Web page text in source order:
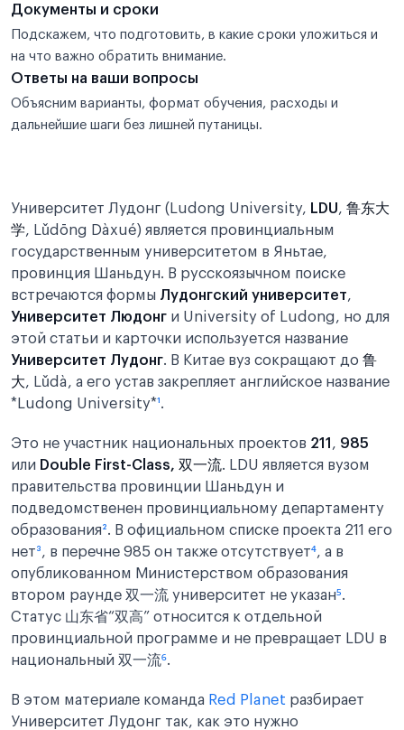
Документы и сроки
Подскажем, что подготовить, в какие сроки уложиться и
на что важно обратить внимание.
Ответы на ваши вопросы
Объясним варианты, формат обучения, расходы и
дальнейшие шаги без лишней путаницы.
Университет Лудонг (Ludong University, LDU, 鲁东大
学, Lǔdōng Dàxué) является провинциальным
государственным университетом в Яньтае,
провинция Шаньдун. В русскоязычном поиске
встречаются формы Лудонгский университет,
Университет Людонг и University of Ludong, но для
этой статьи и карточки используется название
Университет Лудонг. В Китае вуз сокращают до 鲁
大, Lǔdà, а его устав закрепляет английское название
*Ludong University*¹.
Это не участник национальных проектов 211 , 985
или Double First-Class, 双一流. LDU является вузом
правительства провинции Шаньдун и
подведомственен провинциальному департаменту
образования². В официальном списке проекта 211 его
нет³, в перечне 985 он также отсутствует⁴, а в
опубликованном Министерством образования
втором раунде 双一流 университет не указан⁵.
Статус 山东省“双高” относится к отдельной
провинциальной программе и не превращает LDU в
национальный 双一流⁶.
В этом материале команда Red Planet разбирает
Университет Лудонг так, как это нужно